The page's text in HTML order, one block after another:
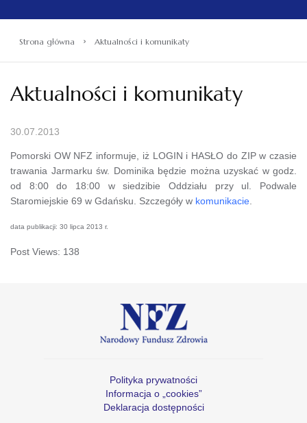
Strona główna › Aktualności i komunikaty
Aktualności i komunikaty
30.07.2013
Pomorski OW NFZ informuje, iż LOGIN i HASŁO do ZIP w czasie
trawania Jarmarku św. Dominika będzie można uzyskać w godz.
od 8:00 do 18:00 w siedzibie Oddziału przy ul. Podwale
Staromiejskie 69 w Gdańsku. Szczegóły w komunikacie
data publikacji: 30 lipca 2013 r.
Post Views: 138
Polityka prywatności
Informacja o „cookies”
Deklaracja dostępności